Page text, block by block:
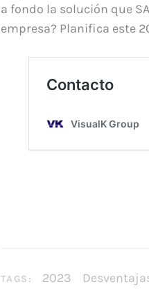
a fondo la solución que
empresa? Planifica este
TAGS: 2023